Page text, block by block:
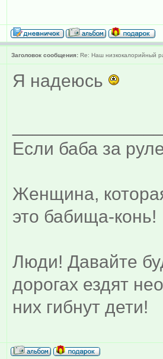
Заголовок сообщения: Re: Наш низкокалорийный
Я надеюсь
Если баба за
Женщина,
это бабища-конь!
Люди! Давайте
дорогах ездят
них гибнут дети!